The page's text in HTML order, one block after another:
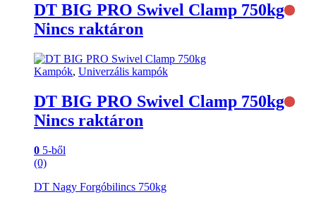
DT BIG PRO Swivel Clamp 750kg
Nincs raktáron
Kampók, Univerzális kampók
DT BIG PRO Swivel Clamp 750kg
Nincs raktáron
0 5-ből
(0)
DT Nagy Forgóbilincs 750kg